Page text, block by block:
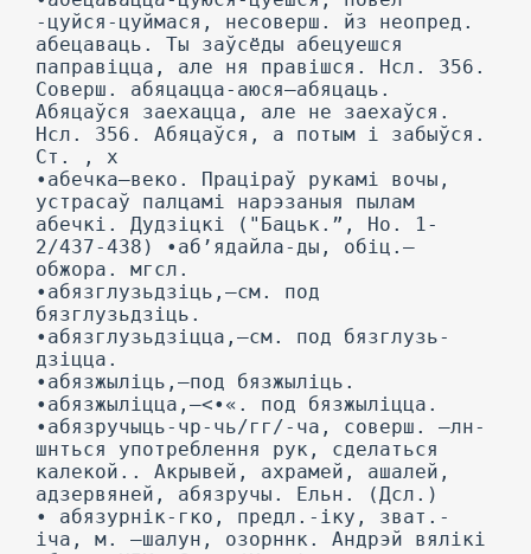
-цуйся-цуймася, несоверш. йз неопред.
абецаваць. Ты заўсёды абецуешся
паправіцца, але ня правішся. Нсл. 356.
Соверш. абяцацца-аюся—абяцаць.
Абяцаўся заехацца, але не заехаўся.
Нсл. 356. Абяцаўся, а потым і забыўся.
Ст. , х
•абечка—веко. Праціраў рукамі вочы,
устрасаў палцамі нарэзаныя пылам
абечкі. Дудзіцкі ("Бацьк.”, Но. 1-
2/437-438) •аб’ядайла-ды, обіц.—
обжора. мгсл.
•абязглузьдзіць,—см. под
бязглузьдзіць.
•абязглузьдзіцца,—см. под бязглузь-
дзіцца.
•абязжыліць,—под бязжыліць.
•абязжыліцца,—<•«. под бязжыліцца.
•абязручыць-чр-чь/гг/-ча, соверш. —лн-
шнться употреблення рук, сделаться
калекой.. Акрывей, ахрамей, ашалей,
адзервяней, абязручы. Ельн. (Дсл.)
• абязурнік-гко, предл.-іку, зват.-
іча, м. —шалун, озорннк. Андрэй вялікі